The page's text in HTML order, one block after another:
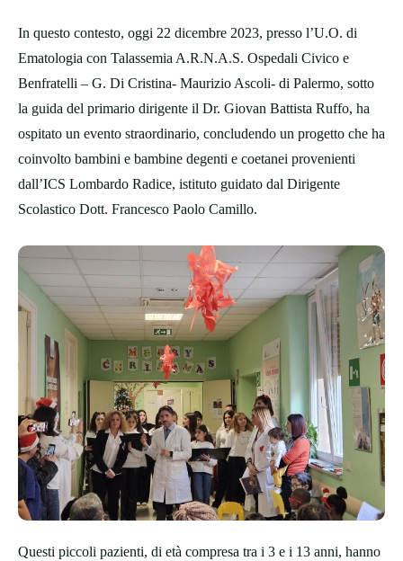
In questo contesto, oggi 22 dicembre 2023, presso l’U.O. di
Ematologia con Talassemia A.R.N.A.S. Ospedali Civico e
Benfratelli – G. Di Cristina- Maurizio Ascoli- di Palermo, sotto
la guida del primario dirigente il Dr. Giovan Battista Ruffo, ha
ospitato un evento straordinario, concludendo un progetto che ha
coinvolto bambini e bambine degenti e coetanei provenienti
dall’ICS Lombardo Radice, istituto guidato dal Dirigente
Scolastico Dott. Francesco Paolo Camillo.
Questi piccoli pazienti, di età compresa tra i 3 e i 13 anni, hanno